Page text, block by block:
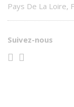
Pays De La Loire,
Suivez-nous